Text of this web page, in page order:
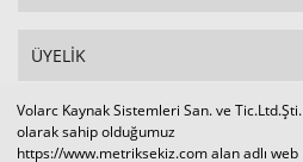
Volarc Kaynak Sistemleri San. ve Tic.Ltd.Şti.
olarak sahip olduğumuz
https://www.metriksekiz.com alan adlı web
ÜYELİK